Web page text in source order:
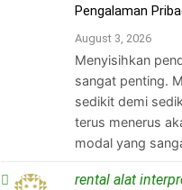
Pengalaman
August 3, 2026
Menyisihkan
sangat penting.
sedikit demi
terus menerus
modal yang
rental alat